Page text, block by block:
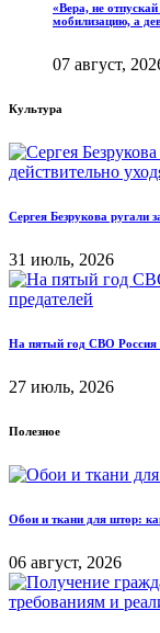
«Вера, не
мобилизацию, а
07 август,
Культура
Сергея Безрукова ругали
31 июль, 2026
На пятый год СВО Россия
27 июль, 2026
Полезное
Обои и ткани для штор:
06 август, 2026